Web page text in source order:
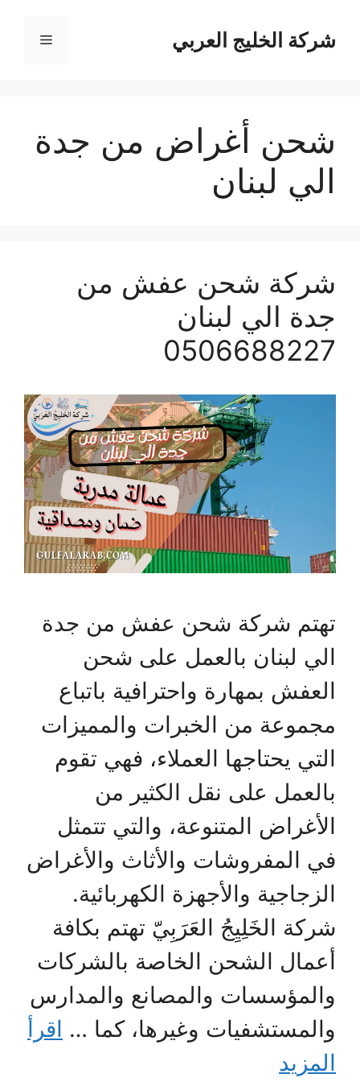
المحتوىشركة الخليج العربي القائمة
شحن أغراض من جدة
الي لبنان
شركة شحن عفش من
جدة الي لبنان
0506688227
تهتم شركة شحن عفش من جدة
الي لبنان بالعمل على شحن
العفش بمهارة واحترافية باتباع
مجموعة من الخبرات والمميزات
التي يحتاجها العملاء، فهي تقوم
بالعمل على نقل الكثير من
الأغراض المتنوعة، والتي تتمثل
في المفروشات والأثاث والأغراض
الزجاجية والأجهزة الكهربائية.
شركة الخَلِيِجُ العَرَبِيّ تهتم بكافة
أعمال الشحن الخاصة بالشركات
والمؤسسات والمصانع والمدارس
والمستشفيات وغيرها، كما … اقرأ
المزيد